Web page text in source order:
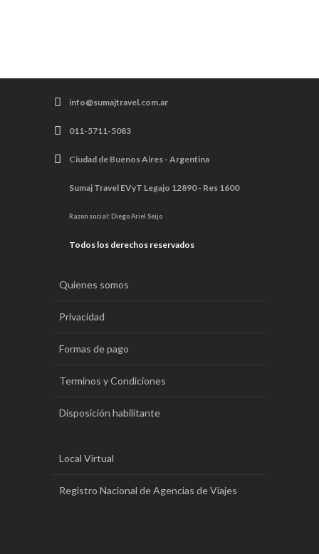
info@sumajtravel.com.ar
011-5711-5083
Ciudad de Buenos Aires - Argentina
Sumaj Travel EVyT Legajo 12890 - Res 1600
Razon social: Diego Ariel Seijo
Todos los derechos reservados
Quienes somos
Privacidad
Formas de pago
Terminos y Condiciones
Disposición habilitante
Local Virtual
Registro Nacional de Agencias de Viajes